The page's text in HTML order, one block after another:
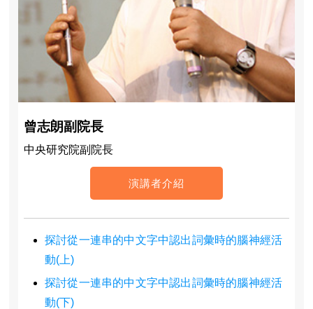
曾志朗副院長
中央研究院副院長
演講者介紹
探討從一連串的中文字中認出詞彙時的腦神經活
動(上)
探討從一連串的中文字中認出詞彙時的腦神經活
動(下)